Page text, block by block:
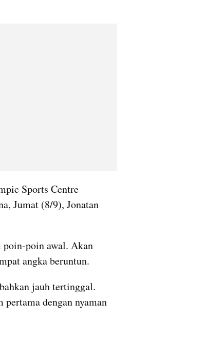
Sports Centre
Jumat (8/9), Jonatan
poin-poin awal. Akan
angka beruntun.
jauh tertinggal.
dengan nyaman